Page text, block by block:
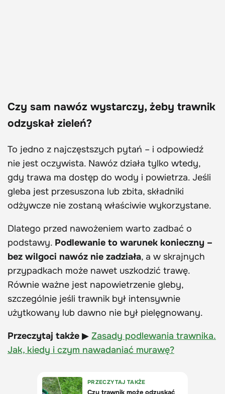
Czy sam nawóz wystarczy, żeby trawnik
odzyskał zieleń?
To jedno z najczęstszych pytań – i odpowiedź
nie jest oczywista. Nawóz działa tylko wtedy,
gdy trawa ma dostęp do wody i powietrza. Jeśli
gleba jest przesuszona lub zbita, składniki
odżywcze nie zostaną właściwie wykorzystane.
Dlatego przed nawożeniem warto zadbać o
podstawy. Podlewanie to warunek konieczny –
bez wilgoci nawóz nie zadziała, a w skrajnych
przypadkach może nawet uszkodzić trawę.
Równie ważne jest napowietrzenie gleby,
szczególnie jeśli trawnik był intensywnie
użytkowany lub dawno nie był pielęgnowany.
Przeczytaj także ▶ Zasady podlewania trawnika.
Jak, kiedy i czym nawadaniać murawę?